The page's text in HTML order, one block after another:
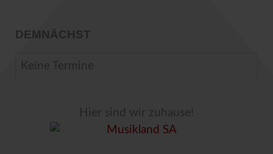
DEMNÄCHST
Keine Termine
Hier sind wir zuhause!